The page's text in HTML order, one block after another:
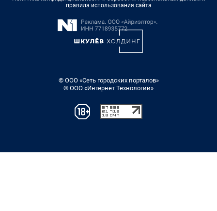
правила использования сайта
© ООО «Сеть городских порталов»
© ООО «Интернет Технологии»